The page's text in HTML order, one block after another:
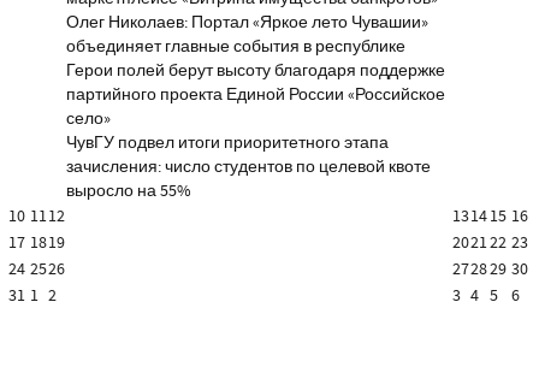
Олег Николаев: Портал «Яркое лето Чувашии»
объединяет главные события в республике
Герои полей берут высоту благодаря поддержке
партийного проекта Единой России «Российское
село»
ЧувГУ подвел итоги приоритетного этапа
зачисления: число студентов по целевой квоте
выросло на 55%
10 1112 131415 16
17 1819 202122 23
24 2526 272829 30
31 1 2 3 4 5 6